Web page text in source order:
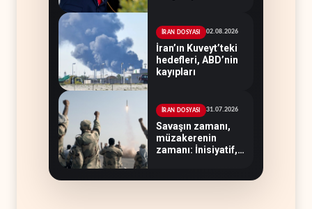
İRAN DOSYASI 02.08.2026
İran’ın Kuveyt’teki
hedefleri, ABD’nin
kayıpları
İRAN DOSYASI 31.07.2026
Savaşın zamanı,
müzakerenin
zamanı: İnisiyatif,